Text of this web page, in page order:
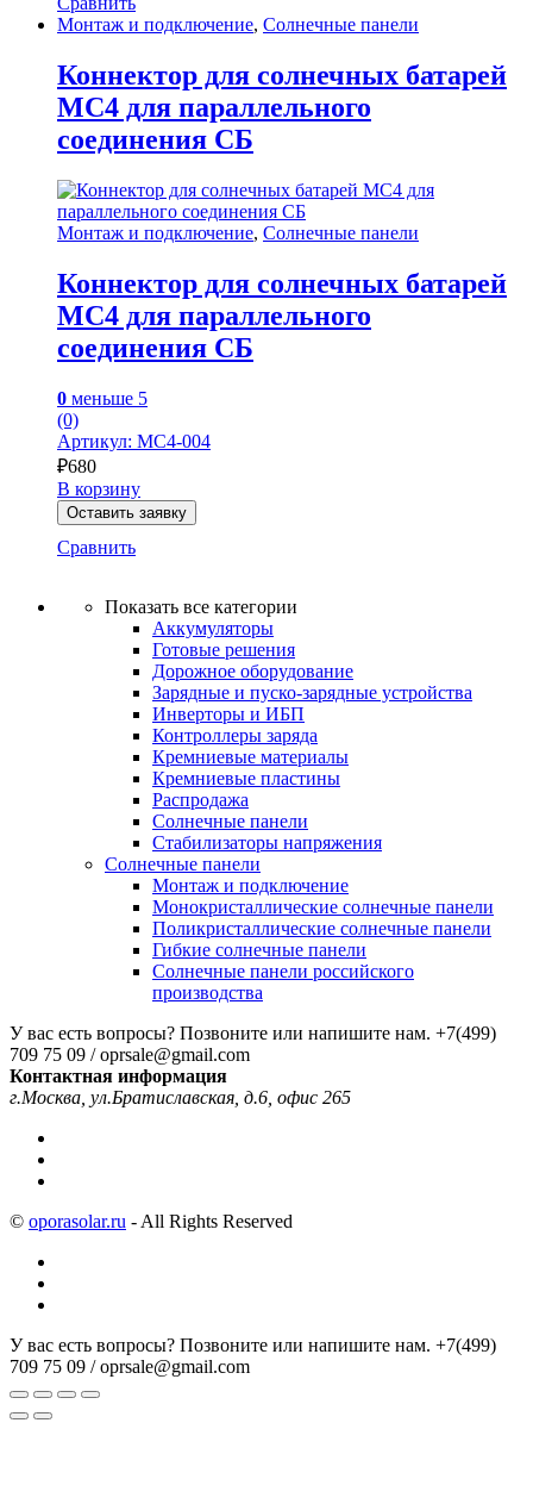
Монтаж и подключение, Солнечные панели
Коннектор для солнечных батарей
MC4 для параллельного
соединения СБ
Монтаж и подключение, Солнечные панели
Коннектор для солнечных батарей
MC4 для параллельного
соединения СБ
0 меньше 5
(0)
Артикул: MC4-004
₽680
В корзину
Оставить заявку
Сравнить
Показать все категории
Аккумуляторы
Готовые решения
Дорожное оборудование
Зарядные и пуско-зарядные устройства
Инверторы и ИБП
Контроллеры заряда
Кремниевые материалы
Кремниевые пластины
Распродажа
Солнечные панели
Стабилизаторы напряжения
Солнечные панели
Монтаж и подключение
Монокристаллические солнечные панели
Поликристаллические солнечные панели
Гибкие солнечные панели
Солнечные панели российского
производства
У вас есть вопросы? Позвоните или напишите нам. +7(499)
709 75 09 / oprsale@gmail.com
Контактная информация
г.Москва, ул.Братиславская, д.6, офис 265
© oporasolar.ru - All Rights Reserved
У вас есть вопросы? Позвоните или напишите нам. +7(499)
709 75 09 / oprsale@gmail.com